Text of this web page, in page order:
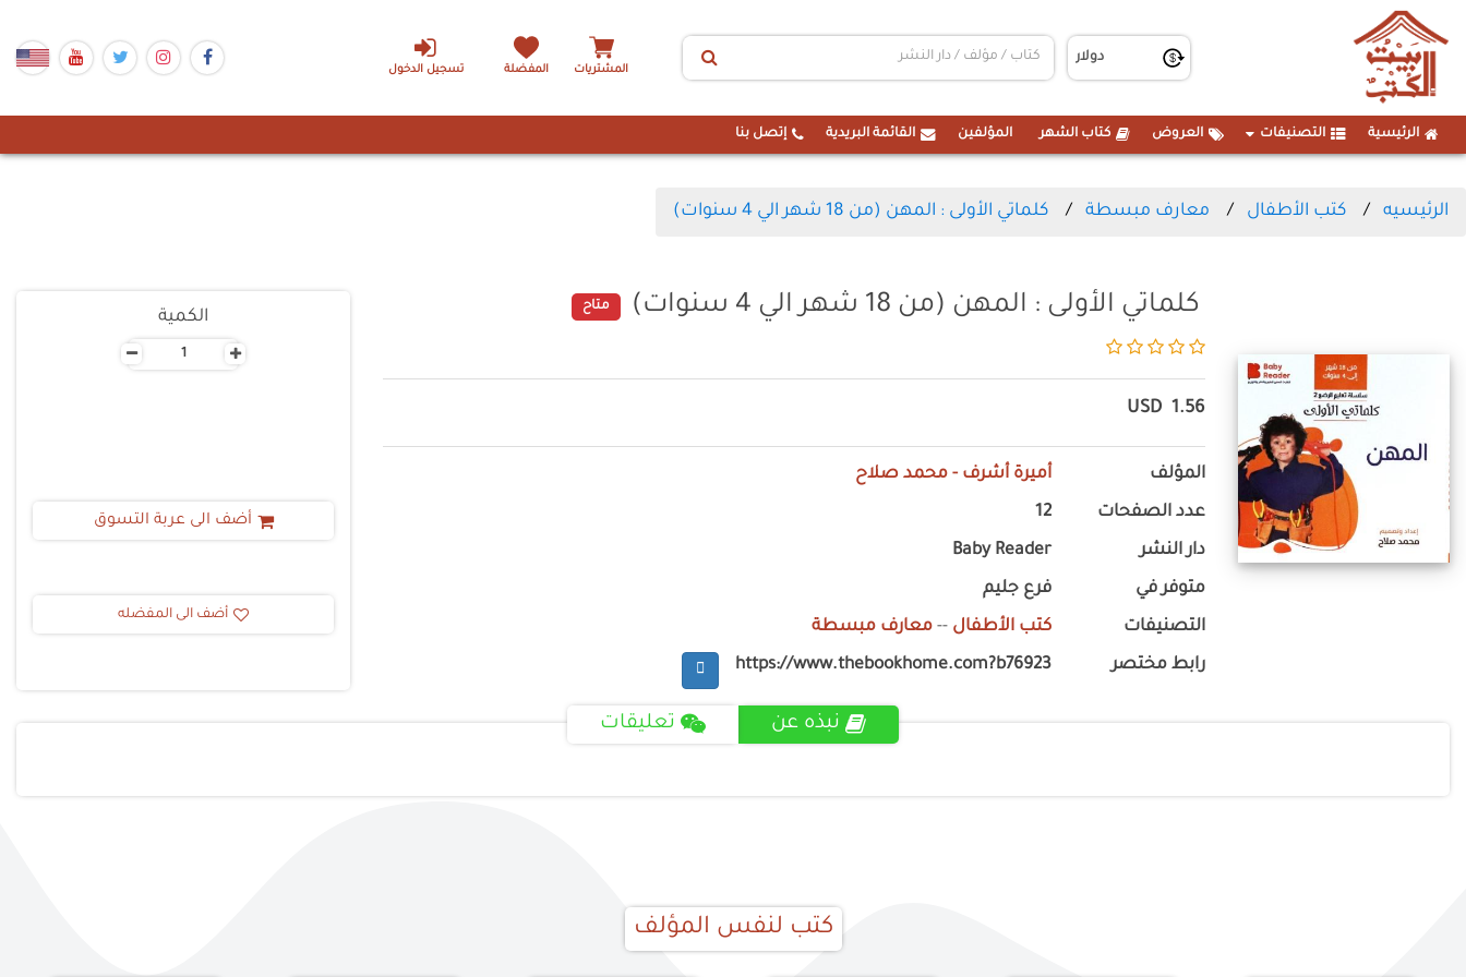
تسجيل الدخول المشتريات المفضلة
الرئيسية التصنيفات العروض كتاب الشهر المؤلفين القائمة البريدية إتصل بنا
الرئيسيه كتب الأطفال معارف مبسطة كلماتي الأولى : المهن (من 18 شهر الي 4 سنوات)
كلماتي الأولى : المهن (من 18 شهر الي 4 سنوات) متاح
1.56
USD
المؤلف أميرة أشرف - محمد صلاح
عدد الصفحات 12
دار النشر Baby Reader
متوفر في فرع جليم
التصنيفات كتب الأطفال -- معارف مبسطة
رابط مختصر https://www.thebookhome.com?b76923
الكمية
- +
أضف الى عربة التسوق
أضف الى المفضله
نبذه عن تعليقات
كتب لنفس المؤلف